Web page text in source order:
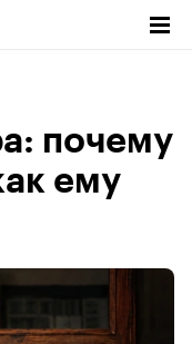
почему
ему